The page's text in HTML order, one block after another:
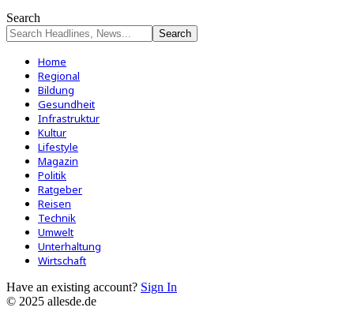
Search
Home
Regional
Bildung
Gesundheit
Infrastruktur
Kultur
Lifestyle
Magazin
Politik
Ratgeber
Reisen
Technik
Umwelt
Unterhaltung
Wirtschaft
Have an existing account? Sign In
© 2025 allesde.de